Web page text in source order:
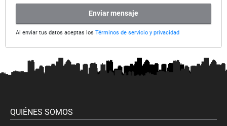
Enviar mensaje
Al enviar tus datos aceptas los Términos de servicio y privacidad
QUIÉNES SOMOS